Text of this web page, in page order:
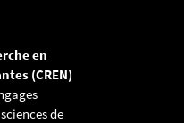
en
(CREN)
de